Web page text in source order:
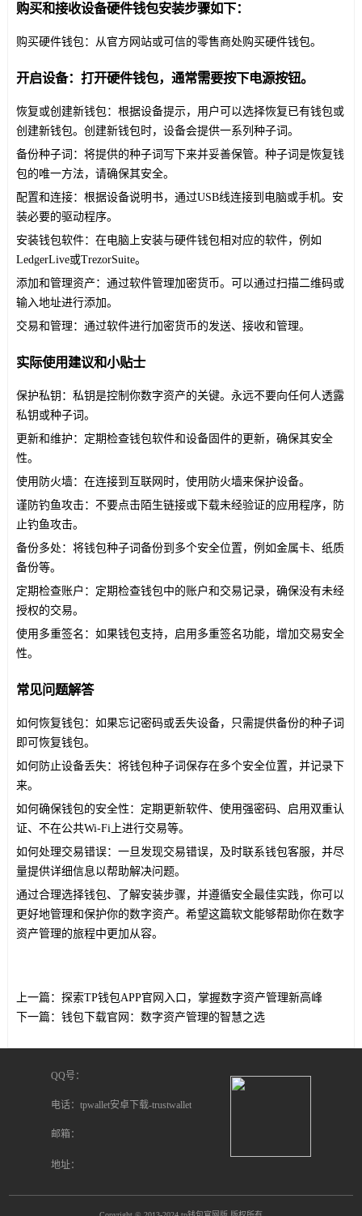
购买和接收设备硬件钱包安装步骤如下：
购买硬件钱包：从官方网站或可信的零售商处购买硬件钱包。
开启设备：打开硬件钱包，通常需要按下电源按钮。
恢复或创建新钱包：根据设备提示，用户可以选择恢复已有钱包或
创建新钱包。创建新钱包时，设备会提供一系列种子词。
备份种子词：将提供的种子词写下来并妥善保管。种子词是恢复钱
包的唯一方法，请确保其安全。
配置和连接：根据设备说明书，通过USB线连接到电脑或手机。安
装必要的驱动程序。
安装钱包软件：在电脑上安装与硬件钱包相对应的软件，例如
LedgerLive或TrezorSuite。
添加和管理资产：通过软件管理加密货币。可以通过扫描二维码或
输入地址进行添加。
交易和管理：通过软件进行加密货币的发送、接收和管理。
实际使用建议和小贴士
保护私钥：私钥是控制你数字资产的关键。永远不要向任何人透露
私钥或种子词。
更新和维护：定期检查钱包软件和设备固件的更新，确保其安全
性。
使用防火墙：在连接到互联网时，使用防火墙来保护设备。
谨防钓鱼攻击：不要点击陌生链接或下载未经验证的应用程序，防
止钓鱼攻击。
备份多处：将钱包种子词备份到多个安全位置，例如金属卡、纸质
备份等。
定期检查账户：定期检查钱包中的账户和交易记录，确保没有未经
授权的交易。
使用多重签名：如果钱包支持，启用多重签名功能，增加交易安全
性。
常见问题解答
如何恢复钱包：如果忘记密码或丢失设备，只需提供备份的种子词
即可恢复钱包。
如何防止设备丢失：将钱包种子词保存在多个安全位置，并记录下
来。
如何确保钱包的安全性：定期更新软件、使用强密码、启用双重认
证、不在公共Wi-Fi上进行交易等。
如何处理交易错误：一旦发现交易错误，及时联系钱包客服，并尽
量提供详细信息以帮助解决问题。
通过合理选择钱包、了解安装步骤，并遵循安全最佳实践，你可以
更好地管理和保护你的数字资产。希望这篇软文能够帮助你在数字
资产管理的旅程中更加从容。
上一篇： 探索TP钱包APP官网入口，掌握数字资产管理新高峰
下一篇： 钱包下载官网：数字资产管理的智慧之选
QQ号：
电话：tpwallet安卓下载-trustwallet
邮箱：
地址：